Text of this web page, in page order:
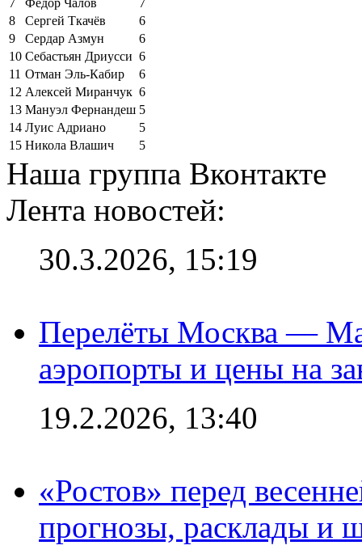
8
Сергей Ткачёв
6
9
Сердар Азмун
6
10 Себастьян Дриусси 6
11 Отман Эль-Кабир
6
12 Алексей Миранчук 6
13 Мануэл Фернандеш 5
14 Луис Адриано
5
15 Никола Влашич 5
Наша группа Вконтакте
Лента новостей:
30.3.2026, 15:19
Перелёты Москва —
аэропорты и цены на
19.2.2026, 13:40
«Ростов» перед
прогнозы, расклады и